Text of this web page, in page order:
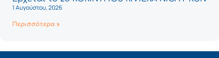
1 Αυγούστου, 2026
Περισσότερα »